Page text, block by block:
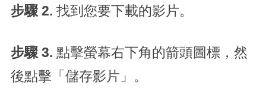
步驟 2. 找到您要下載的影片。
步驟 3. 點擊螢幕右下角的箭頭圖標，然
後點擊「儲存影片」。